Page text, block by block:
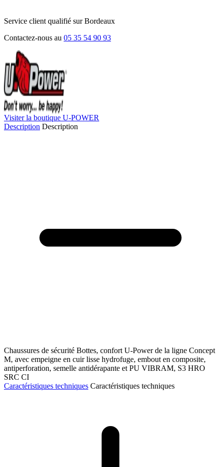
Service client qualifié sur Bordeaux
Contactez-nous au 05 35 54 90 93
Visiter la boutique U-POWER
Description Description
Chaussures de sécurité Bottes, confort U-Power de la ligne Concept
M, avec empeigne en cuir lisse hydrofuge, embout en composite,
antiperforation, semelle antidérapante et PU VIBRAM, S3 HRO
SRC CI
Caractéristiques techniques Caractéristiques techniques